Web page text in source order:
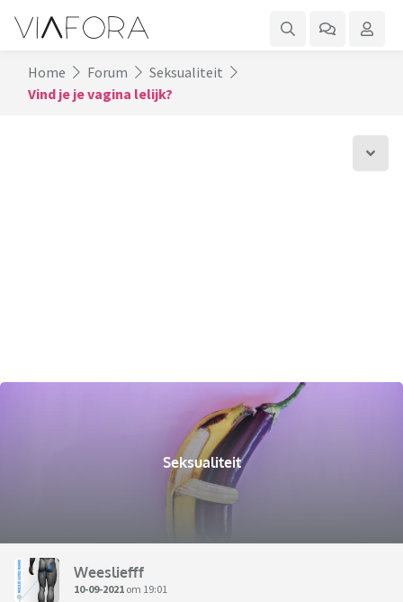
Home Forum
Seksualiteit
Vind je je vagina lelijk?
Seksualiteit
Weesliefff
10-09-2021 om 19:01